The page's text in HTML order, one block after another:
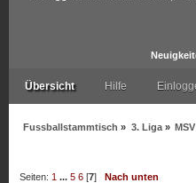
Übersicht Hilfe
Fussballstammtisch » 3. Liga»
Seiten: 1 ...5 6 [7]Nach unten